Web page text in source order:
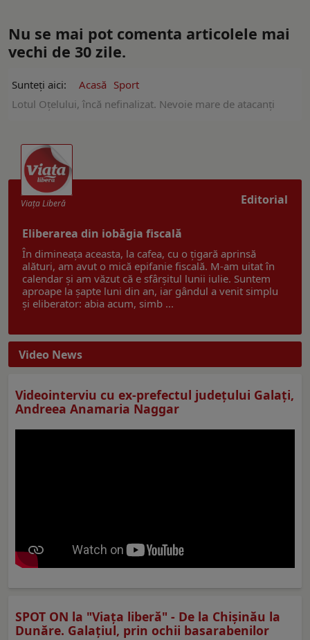
Nu se mai pot comenta articolele mai
vechi de 30 zile.
Sunteți aici: Acasă Sport
Lotul Oțelului, încă nefinalizat. Nevoie mare de atacanţi
Editorial
Viaţa Liberă
Eliberarea din iobăgia fiscală
În dimineața aceasta, la cafea, cu o țigară aprinsă
alături, am avut o mică epifanie fiscală. M-am uitat în
calendar și am văzut că e sfârșitul lunii iulie. Suntem
aproape la șapte luni din an, iar gândul a venit simplu
și eliberator: abia acum, simb ...
Video News
Videointerviu cu ex-prefectul judeţului Galaţi,
Andreea Anamaria Naggar
SPOT ON la "Viaţa liberă" - De la Chișinău la
Dunăre. Galațiul, prin ochii basarabenilor